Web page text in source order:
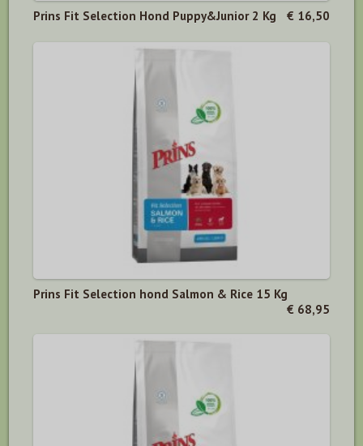
Prins Fit Selection Hond Puppy&Junior 2 Kg € 16,50
Prins Fit Selection hond Salmon & Rice 15 Kg
€ 68,95